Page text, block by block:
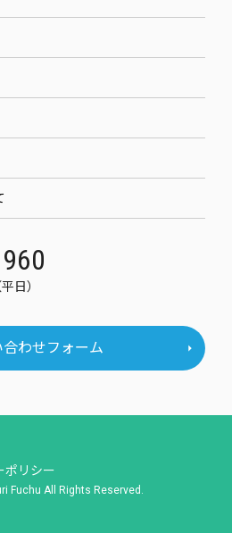
日）
合わせフォーム
ポリシー
Fuchu All Rights Reserved.